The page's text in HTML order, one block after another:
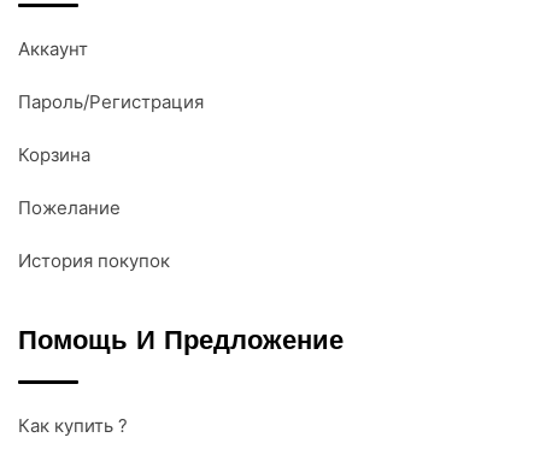
Аккаунт
Пароль/Регистрация
Корзина
Пожелание
История покупок
Помощь И Предложение
Как купить ?